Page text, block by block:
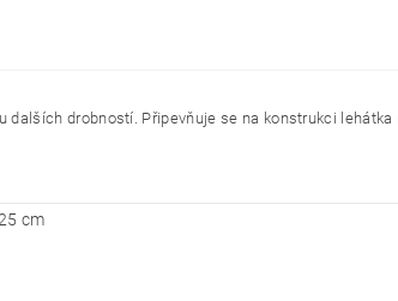
dalších drobností. Připevňuje se na konstrukci lehátka
cm